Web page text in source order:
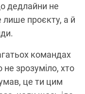
дедлайни не
проєкту, а й
командах
не зрозуміло, хто
це ти цим